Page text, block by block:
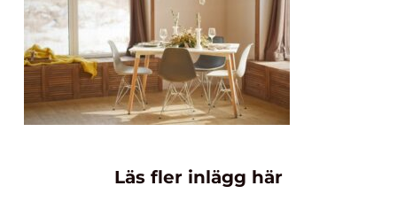
Läs fler inlägg här